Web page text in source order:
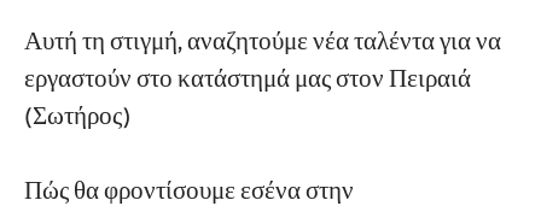
Αυτή τη στιγμή, αναζητούμε νέα ταλέντα για να
εργαστούν στο κατάστημά μας στον Πειραιά
(Σωτήρος)
Πώς θα φροντίσουμε εσένα στην